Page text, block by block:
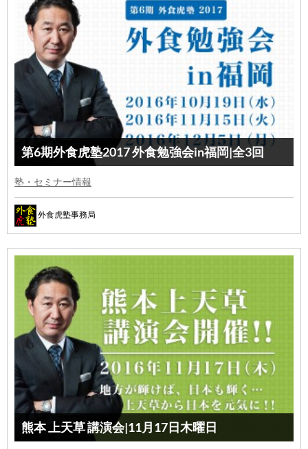
第6期外食虎塾2017 外食勉強会in福岡|全3回
塾・セミナー情報
外食虎塾事務局
熊本 上天草 講演会|11月17日木曜日